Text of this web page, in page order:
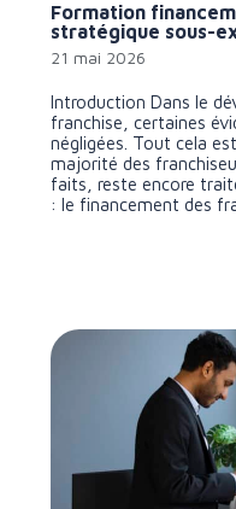
Formation
stratégique sous-
21 mai 2026
Introduction Dans le
franchise, certaines
négligées. Tout cela
majorité des
faits, reste encore
: le financement des